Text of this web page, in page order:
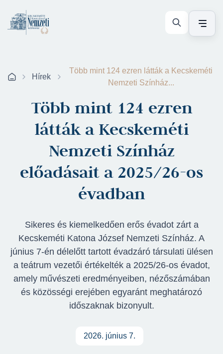
Hírek
Több mint 124 ezren látták a Kecskeméti
Nemzeti Színház...
Több mint 124 ezren
látták a Kecskeméti
Nemzeti Színház
előadásait a 2025/26-os
évadban
Sikeres és kiemelkedően erős évadot zárt a
Kecskeméti Katona József Nemzeti Színház. A
június 7-én délelőtt tartott évadzáró társulati ülésen
a teátrum vezetői értékelték a 2025/26-os évadot,
amely művészeti eredményeiben, nézőszámában
és közösségi erejében egyaránt meghatározó
időszaknak bizonyult.
2026. június 7.